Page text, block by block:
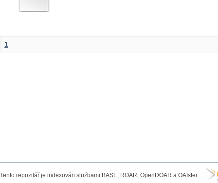
1
Tento repozitář je indexován službami BASE, ROAR, OpenDOAR a OAIster.